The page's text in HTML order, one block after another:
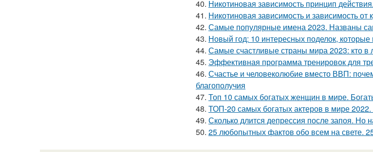
40. Никотиновая зависимость принцип
41. Никотиновая зависимость и зависимость
42. Самые популярные имена 2023. Названы
43. Новый год: 10 интересных поделок,
44. Самые счастливые страны мира 2023: кто в
45. Эффективная программа тренировок для
46. Счастье и человеколюбие вместо ВВП:
благополучия
47. Топ 10 самых богатых женщин в мире.
48. ТОП-20 самых богатых актеров в мире
49. Сколько длится депрессия после запоя.
50. 25 любопытных фактов обо всем на свете.